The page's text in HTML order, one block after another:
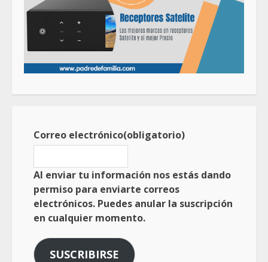
Correo electrónico(obligatorio)
Al enviar tu información nos estás dando
permiso para enviarte correos
electrónicos. Puedes anular la suscripción
en cualquier momento.
SUSCRIBIRSE